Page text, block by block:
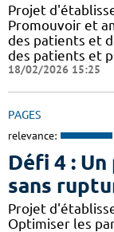
Projet
Promouvoir et
des patients et
des patients et
18/02/2026 15:25
PAGES
relevance:
Défi 4 :
sans
Projet
Optimiser les